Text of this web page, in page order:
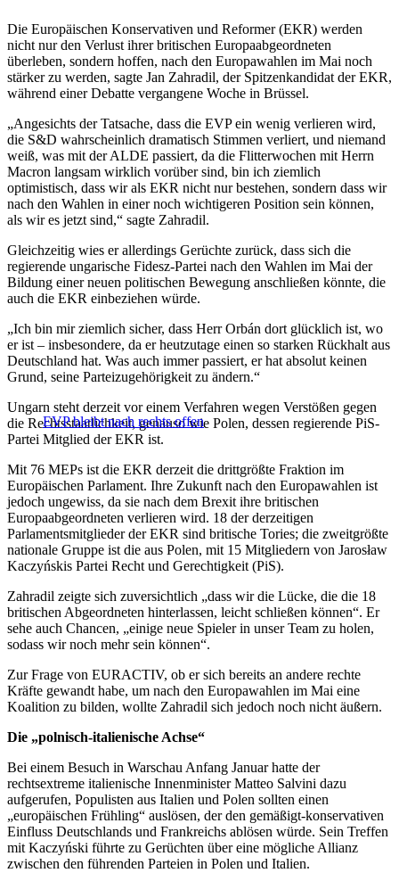
Die Europäischen Konservativen und Reformer (EKR) werden
nicht nur den Verlust ihrer britischen Europaabgeordneten
überleben, sondern hoffen, nach den Europawahlen im Mai noch
stärker zu werden, sagte Jan Zahradil, der Spitzenkandidat der EKR,
während einer Debatte vergangene Woche in Brüssel.
„Angesichts der Tatsache, dass die EVP ein wenig verlieren wird,
die S&D wahrscheinlich dramatisch Stimmen verliert, und niemand
weiß, was mit der ALDE passiert, da die Flitterwochen mit Herrn
Macron langsam wirklich vorüber sind, bin ich ziemlich
optimistisch, dass wir als EKR nicht nur bestehen, sondern dass wir
nach den Wahlen in einer noch wichtigeren Position sein können,
als wir es jetzt sind,“ sagte Zahradil.
Gleichzeitig wies er allerdings Gerüchte zurück, dass sich die
regierende ungarische Fidesz-Partei nach den Wahlen im Mai der
Bildung einer neuen politischen Bewegung anschließen könnte, die
auch die EKR einbeziehen würde.
„Ich bin mir ziemlich sicher, dass Herr Orbán dort glücklich ist, wo
er ist – insbesondere, da er heutzutage einen so starken Rückhalt aus
Deutschland hat. Was auch immer passiert, er hat absolut keinen
Grund, seine Parteizugehörigkeit zu ändern.“
EVP bleibt nach rechts offen
Ungarn steht derzeit vor einem Verfahren wegen Verstößen gegen
die Rechtsstaatlichkeit, genauso wie Polen, dessen regierende PiS-
Partei Mitglied der EKR ist.
Mit 76 MEPs ist die EKR derzeit die drittgrößte Fraktion im
Europäischen Parlament. Ihre Zukunft nach den Europawahlen ist
jedoch ungewiss, da sie nach dem Brexit ihre britischen
Europaabgeordneten verlieren wird. 18 der derzeitigen
Parlamentsmitglieder der EKR sind britische Tories; die zweitgrößte
nationale Gruppe ist die aus Polen, mit 15 Mitgliedern von Jarosław
Kaczyńskis Partei Recht und Gerechtigkeit (PiS).
Zahradil zeigte sich zuversichtlich „dass wir die Lücke, die die 18
britischen Abgeordneten hinterlassen, leicht schließen können“. Er
sehe auch Chancen, „einige neue Spieler in unser Team zu holen,
sodass wir noch mehr sein können“.
Zur Frage von EURACTIV, ob er sich bereits an andere rechte
Kräfte gewandt habe, um nach den Europawahlen im Mai eine
Koalition zu bilden, wollte Zahradil sich jedoch noch nicht äußern.
Die „polnisch-italienische Achse“
Bei einem Besuch in Warschau Anfang Januar hatte der
rechtsextreme italienische Innenminister Matteo Salvini dazu
aufgerufen, Populisten aus Italien und Polen sollten einen
„europäischen Frühling“ auslösen, der den gemäßigt-konservativen
Einfluss Deutschlands und Frankreichs ablösen würde. Sein Treffen
mit Kaczyński führte zu Gerüchten über eine mögliche Allianz
zwischen den führenden Parteien in Polen und Italien.